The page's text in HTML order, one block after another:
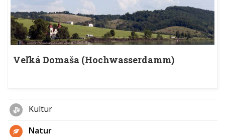
Veľká Domaša (Hochwasserdamm)
Kultur
Natur